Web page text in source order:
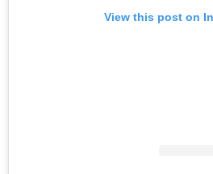
View this post on